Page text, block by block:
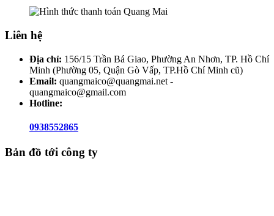
Liên hệ
Địa chỉ: 156/15 Trần Bá Giao, Phường An Nhơn, TP. Hồ Chí
Minh (Phường 05, Quận Gò Vấp, TP.Hồ Chí Minh cũ)
Email: quangmaico@quangmai.net -
quangmaico@gmail.com
Hotline:
0938552865
Bản đồ tới công ty